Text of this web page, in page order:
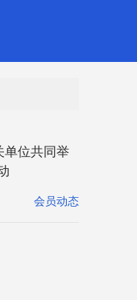
单位共同举
会员动态